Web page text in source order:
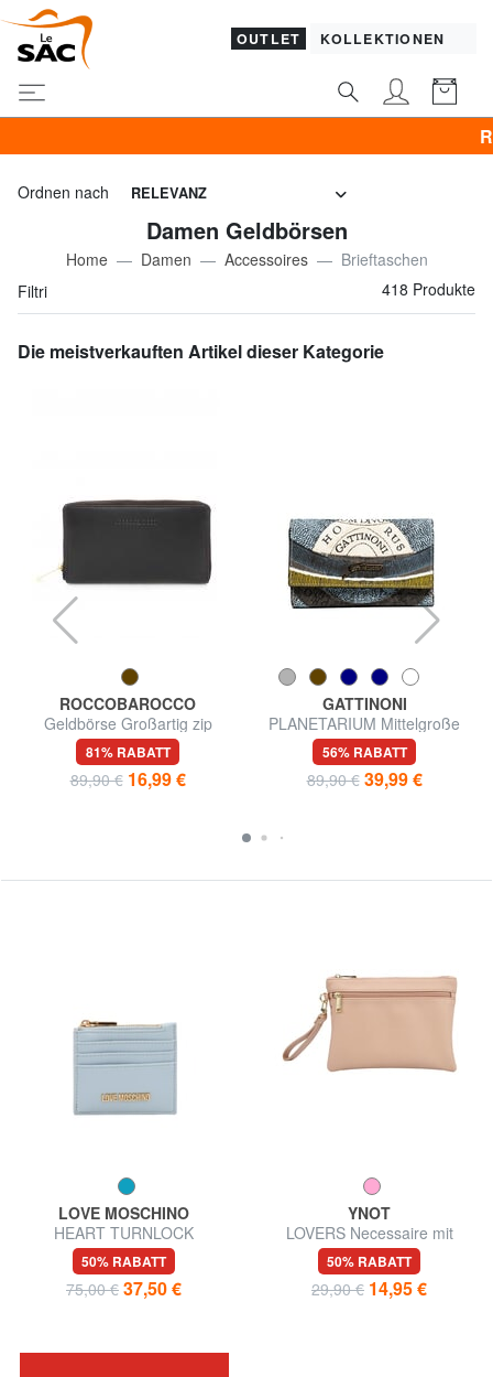
OUTLET KOLLEKTIONEN
RABATT! SAMSONITE
Ordnen nach RELEVANZ
Damen Geldbörsen
Home Damen Accessoires
Brieftaschen
Filtri
418 Produkte
Die meistverkauften Artikel dieser Kategorie
ROCCOBAROCCO
Geldbörse Großartig zip
around in Haut
81% RABATT
89,90 € 16,99 €
GATTINONI
PLANETARIUM Mittelgroße
Geldbörse mit Klappe
56% RABATT
89,90 € 39,99 €
LOVE MOSCHINO
HEART TURNLOCK
Kartenetui / Münzbörse
50% RABATT
75,00 € 37,50 €
YNOT
LOVERS Necessaire mit
Münzbeutel und Armband
50% RABATT
29,90 € 14,95 €